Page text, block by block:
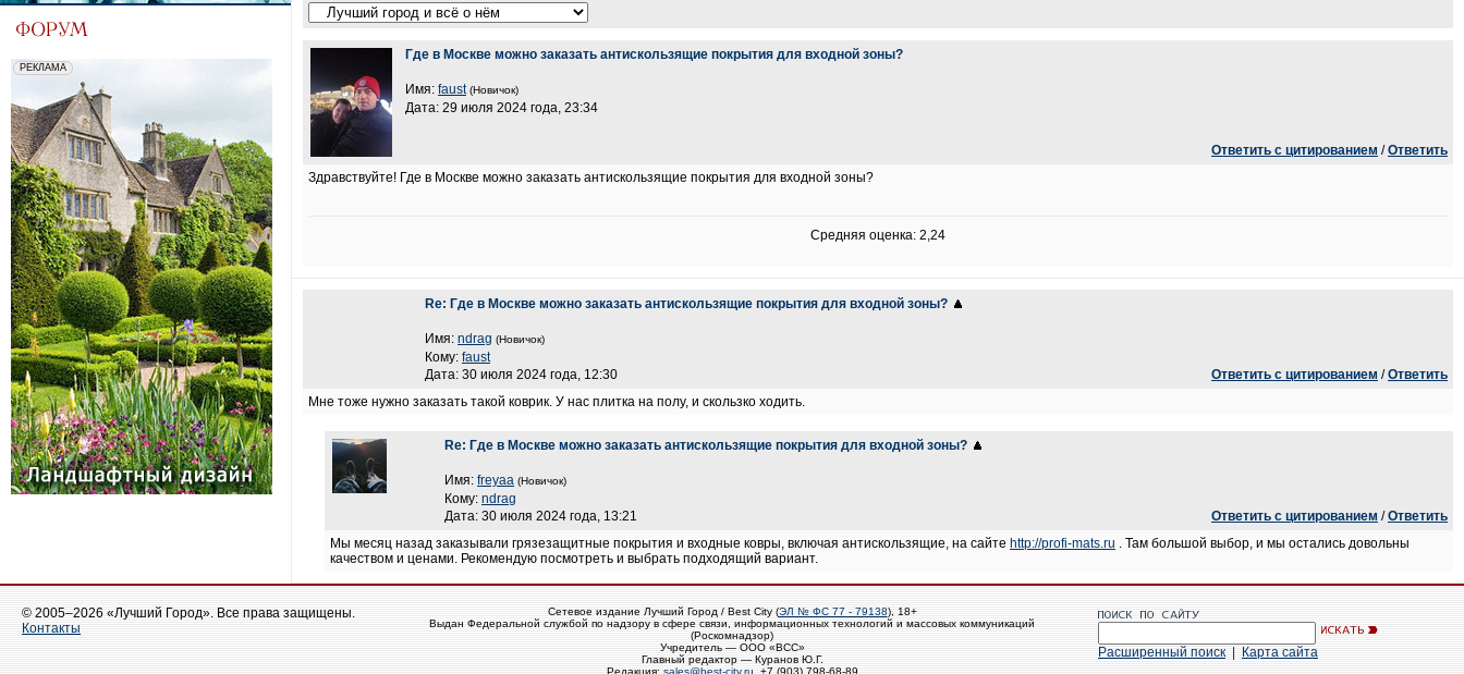
Где в Москве можно заказать антискользящие покрытия для входной зоны?
Имя: faust (Новичок)
Дата: 29 июля 2024 года, 23:34
Ответить с цитированием /Ответить
Здравствуйте! Где в Москве можно заказать антискользящие покрытия для входной зоны?
Средняя оценка: 2,24
Re: Где в Москве можно заказать антискользящие покрытия для входной зоны?
Имя: ndrag (Новичок)
Кому: faust
Дата: 30 июля 2024 года, 12:30
Ответить с цитированием /Ответить
Мне тоже нужно заказать такой коврик. У нас плитка на полу, и скользко ходить.
Re: Где в Москве можно заказать антискользящие покрытия для входной зоны?
Имя: freyaa (Новичок)
Кому: ndrag
Дата: 30 июля 2024 года, 13:21
Ответить с цитированием /Ответить
Мы месяц назад заказывали грязезащитные покрытия и входные ковры, включая антискользящие, на сайте http://profi-mats.ru . Там большой выбор, и мы остались довольны
качеством и ценами. Рекомендую посмотреть и выбрать подходящий вариант.
© 2005–2026 «Лучший Город». Все права защищены.
Контакты
Сетевое издание Лучший Город / Best City (ЭЛ № ФС 77 - 79138), 18+
Выдан Федеральной службой по надзору в сфере связи, информационных технологий и массовых коммуникаций
(Роскомнадзор)
Учредитель — ООО «ВСС»
Главный редактор — Куранов Ю.Г.
Редакция: sales@best-city.ru , +7 (903) 798-68-89
Расширенный поиск Карта сайта